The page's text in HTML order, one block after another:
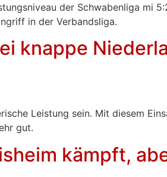
der Schwabenliga mi
in der Verbandsliga.
knappe
Leistung sein. Mit diesem
gut.
kämpft,